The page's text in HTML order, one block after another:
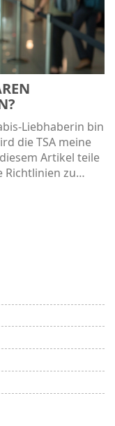
Liebhaberin bin
die TSA meine
Artikel teile
Richtlinien zu
die TSA
besser, gut